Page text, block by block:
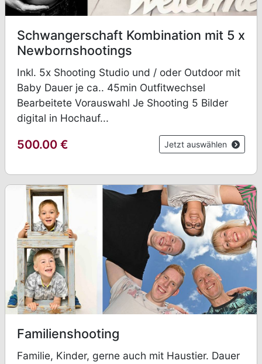
Schwangerschaft Kombination mit 5 x
Newbornshootings
Inkl. 5x Shooting Studio und / oder Outdoor mit
Baby Dauer je ca.. 45min Outfitwechsel
Bearbeitete Vorauswahl Je Shooting 5 Bilder
digital in Hochauf...
500.00 € Jetzt auswählen
Familienshooting
Familie, Kinder, gerne auch mit Haustier. Dauer